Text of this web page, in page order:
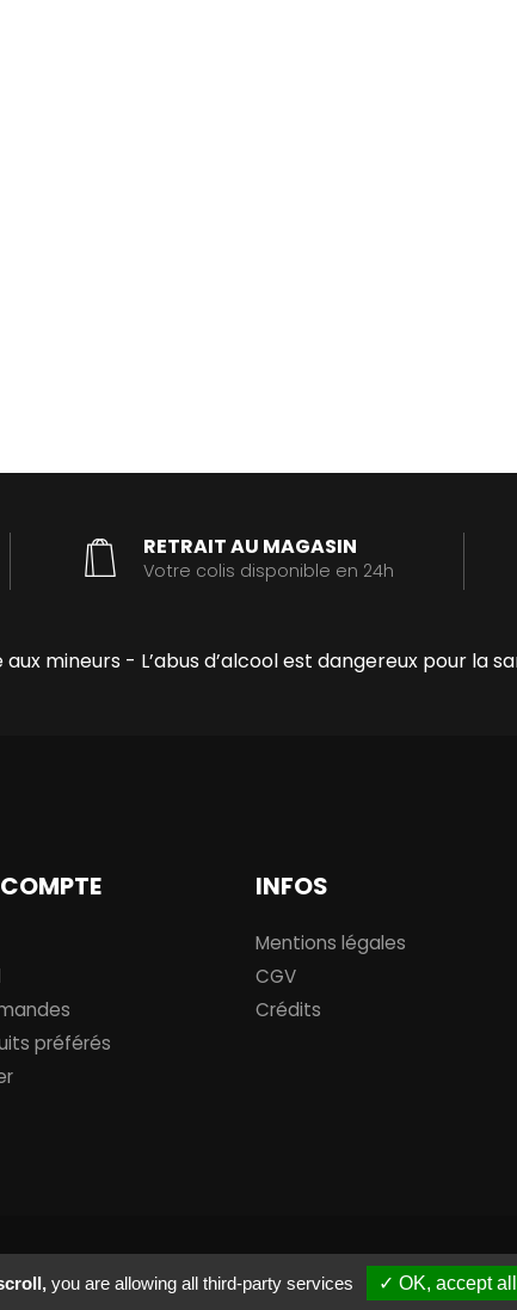
RETRAIT AU MAGASIN
Votre colis disponible en 24h
mineurs - L’abus d’alcool est dangereux pour la
préférés
INFOS
Mentions légales
CGV
Crédits
you are allowing all third-party services ✓ OK, accept all